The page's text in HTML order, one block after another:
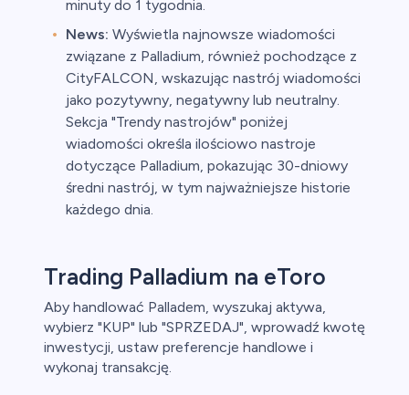
minuty do 1 tygodnia.
News: Wyświetla najnowsze wiadomości
związane z Palladium, również pochodzące z
CityFALCON, wskazując nastrój wiadomości
jako pozytywny, negatywny lub neutralny.
Sekcja "Trendy nastrojów" poniżej
wiadomości określa ilościowo nastroje
dotyczące Palladium, pokazując 30-dniowy
średni nastrój, w tym najważniejsze historie
każdego dnia.
Trading Palladium na eToro
Aby handlować Palladem, wyszukaj aktywa,
wybierz "KUP" lub "SPRZEDAJ", wprowadź kwotę
inwestycji, ustaw preferencje handlowe i
wykonaj transakcję.